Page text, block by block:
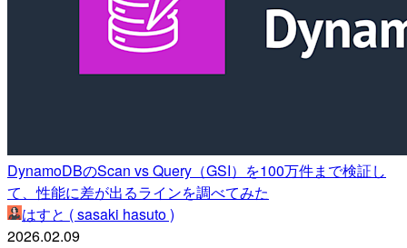
DynamoDBのScan vs Query（GSI）を100万件まで検証し
て、性能に差が出るラインを調べてみた
はすと ( sasaki hasuto )
2026.02.09